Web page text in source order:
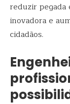
reduzir pegada
inovadora e
cidadãos.